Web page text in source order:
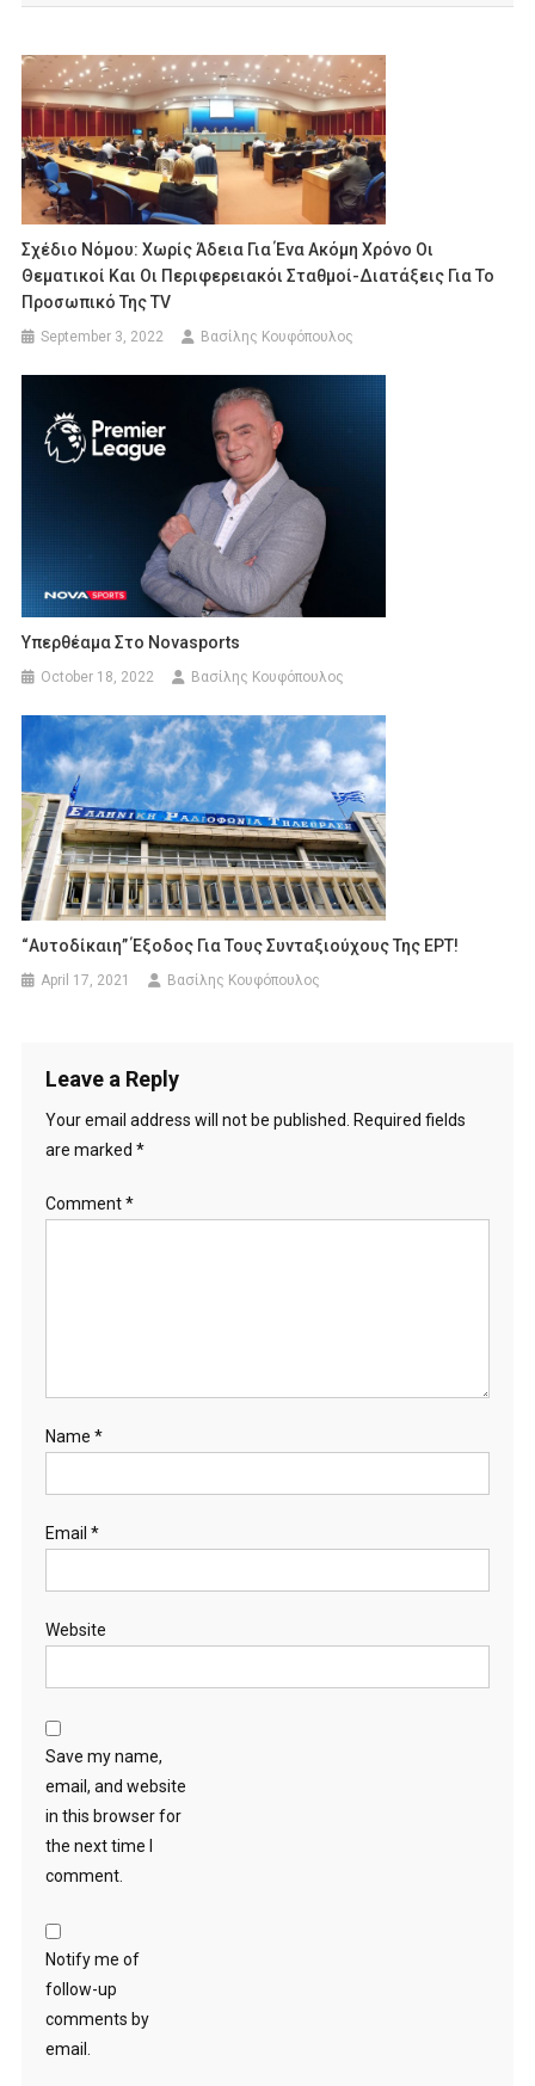
Σχέδιο Νόμου: Χωρίς Άδεια Για Ένα Ακόμη Χρόνο Οι
Θεματικοί Και Οι Περιφερειακόι Σταθμοί-Διατάξεις Για Το
Προσωπικό Της TV
September 3, 2022 Βασίλης Κουφόπουλος
Υπερθέαμα Στο Novasports
October 18, 2022 Βασίλης Κουφόπουλος
“Αυτοδίκαιη” Έξοδος Για Τους Συνταξιούχους Της ΕΡΤ!
April 17, 2021 Βασίλης Κουφόπουλος
Leave a Reply
Your email address will not be published.
Required fields
are marked *
Comment*
Name *
Email *
Website
Save my name,
email, and website
in this browser for
the next time I
comment.
Notify me of
follow-up
comments by
email.